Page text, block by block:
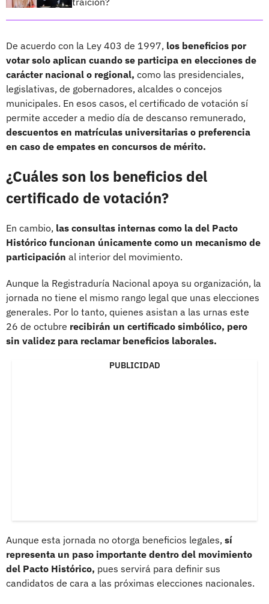
De acuerdo con la Ley 403 de 1997, los beneficios por
votar solo aplican cuando se participa en elecciones de
carácter nacional o regional, como las presidenciales,
legislativas, de gobernadores, alcaldes o concejos
municipales. En esos casos, el certificado de votación sí
permite acceder a medio día de descanso remunerado,
descuentos en matrículas universitarias o preferencia
en caso de empates en concursos de mérito.
¿Cuáles son los beneficios del
certificado de votación?
En cambio, las consultas internas como la del Pacto
Histórico funcionan únicamente como un mecanismo de
participación al interior del movimiento.
Aunque la Registraduría Nacional apoya su organización, la
jornada no tiene el mismo rango legal que unas elecciones
generales. Por lo tanto, quienes asistan a las urnas este
26 de octubre recibirán un certificado simbólico, pero
sin validez para reclamar beneficios laborales.
PUBLICIDAD
Aunque esta jornada no otorga beneficios legales, sí
representa un paso importante dentro del movimiento
del Pacto Histórico, pues servirá para definir sus
candidatos de cara a las próximas elecciones nacionales.